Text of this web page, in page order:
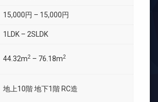
15,000円 – 15,000円
1LDK – 2SLDK
44.32m2 – 76.18m2
地上10階 地下1階 RC造